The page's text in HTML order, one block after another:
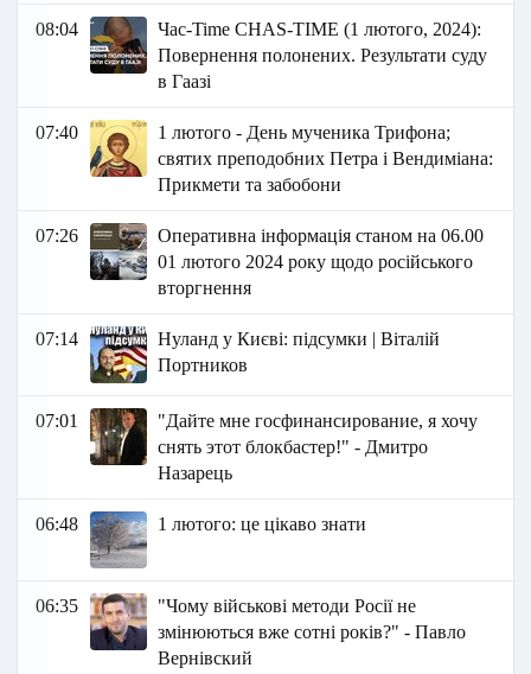
08:04
Час-Time CHAS-TIME (1 лютого, 2024):
Повернення полонених. Результати суду
в Гаазі
07:40
1 лютого - День мученика Трифона;
святих преподобних Петра і Вендиміана:
Прикмети та забобони
07:26
Оперативна інформація станом на 06.00
01 лютого 2024 року щодо російського
вторгнення
07:14
Нуланд у Києві: підсумки | Віталій
Портников
07:01
"Дайте мне госфинансирование, я хочу
снять этот блокбастер!" - Дмитро
Назарець
06:48 1 лютого: це цікаво знати
06:35
"Чому військові методи Росії не
змінюються вже сотні років?" - Павло
Вернівский